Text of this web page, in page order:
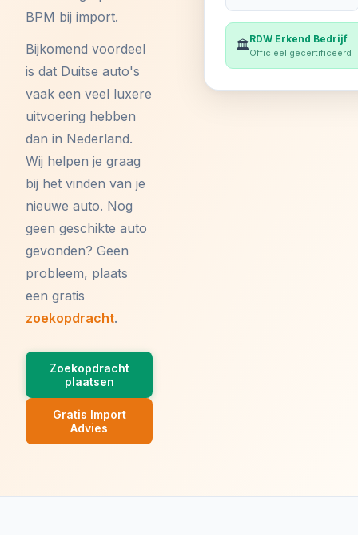
BPM bij import.
Bijkomend voordeel
is dat Duitse auto's
vaak een veel luxere
uitvoering hebben
dan in Nederland.
Wij helpen je graag
bij het vinden van je
nieuwe auto. Nog
geen geschikte auto
gevonden? Geen
probleem, plaats
een gratis
zoekopdracht.
Zoekopdracht
plaatsen
Gratis Import
Advies
🏛️RDW Erkend Bedrijf
Officieel gecertificeerd